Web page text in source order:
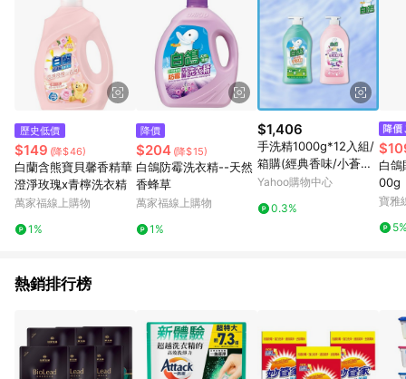
歷史低價
$149 (降$46)
白蘭含熊寶貝馨香精華
澄淨玫瑰x青檸洗衣精
萬家福線上購物
1%
降價
$204 (降$15)
白鴿防霉洗衣精--天然
香蜂草
萬家福線上購物
1%
$1,406
手洗精1000g*12入組/
箱購(經典香味/小蒼蘭
香 2款任選)
Yahoo購物中心
0.3%
白鴿
00g
寶雅
熱銷排行榜